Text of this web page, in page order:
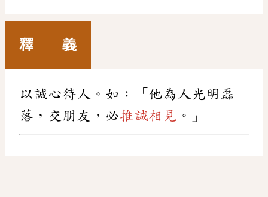
釋 義
以誠心待人。如：「他為人光明磊
落，交朋友，必推誠相見 。」